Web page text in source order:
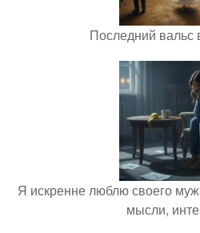
Последний вальс
Я искренне люблю своего
мысли,